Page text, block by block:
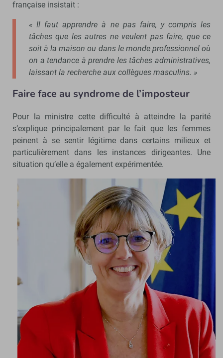
française insistait :
« Il faut apprendre à ne pas faire, y compris les
tâches que les autres ne veulent pas faire, que ce
soit à la maison ou dans le monde professionnel où
on a tendance à prendre les tâches administratives,
laissant la recherche aux collègues masculins. »
Faire face au syndrome de l’imposteur
Pour la ministre cette difficulté à atteindre la parité
s’explique principalement par le fait que les femmes
peinent à se sentir légitime dans certains milieux et
particulièrement dans les instances dirigeantes. Une
situation qu’elle a également expérimentée.